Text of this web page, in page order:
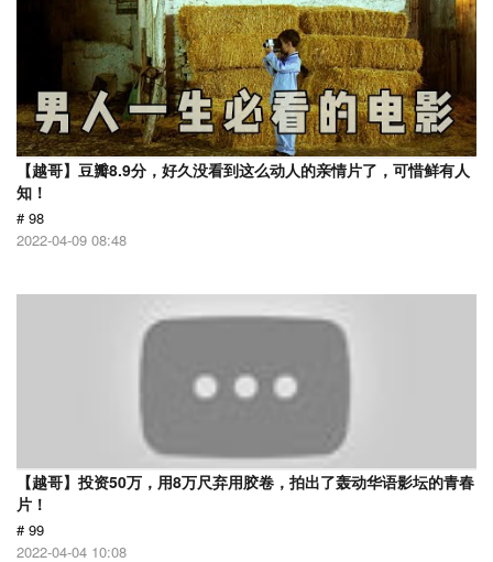
【越哥】豆瓣8.9分，好久没看到这么动人的亲情片了，可惜鲜有人
知！
# 98
2022-04-09 08:48
【越哥】投资50万，用8万尺弃用胶卷，拍出了轰动华语影坛的青春
片！
# 99
2022-04-04 10:08